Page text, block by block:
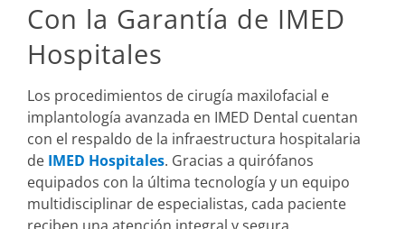
Con la Garantía de IMED
Hospitales
Los procedimientos de cirugía maxilofacial e
implantología avanzada en IMED Dental cuentan
con el respaldo de la infraestructura hospitalaria
de IMED Hospitales. Gracias a quirófanos
equipados con la última tecnología y un equipo
multidisciplinar de especialistas, cada paciente